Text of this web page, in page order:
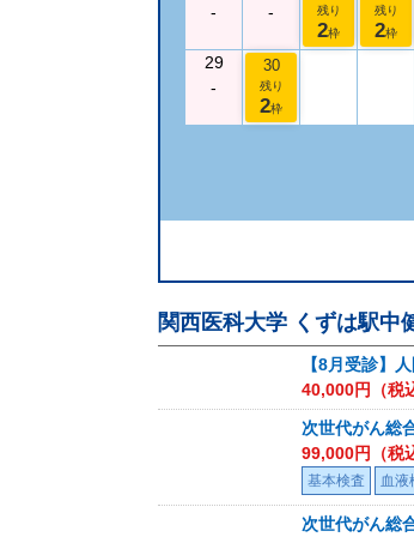
-
-
残り
2枠
残り
2枠
29
-
30
残り
2枠
関西医科大学 くずは駅中
【8月受診】
40,000円（税
次世代がん総
99,000円（税
基本検査 血液
次世代がん総